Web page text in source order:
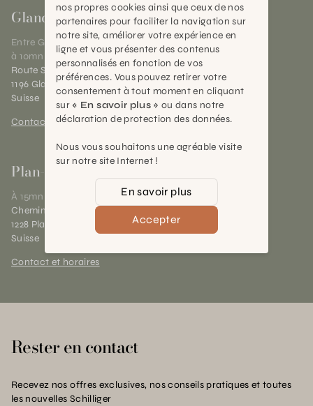
Gland
Entre Genève et Lausanne,
à 10mn de Nyon
Route Suisse 40
1196 Gland (VD)
Suisse
Contact et horaires
Plan-les-Ouates
À 15mn du centre de Genève
Chemin des Charrotons 25
1228 Plan-les-Ouates (GE)
Suisse
Contact et horaires
Rester en contact
Recevez nos offres exclusives, nos conseils pratiques et toutes
les nouvelles Schilliger
nos propres cookies ainsi que ceux de nos
partenaires pour faciliter la navigation sur
notre site, améliorer votre expérience en
ligne et vous présenter des contenus
personnalisés en fonction de vos
préférences. Vous pouvez retirer votre
consentement à tout moment en cliquant
sur « En savoir plus » ou dans notre
déclaration de protection des données.
Nous vous souhaitons une agréable visite
sur notre site Internet !
En savoir plus
Accepter